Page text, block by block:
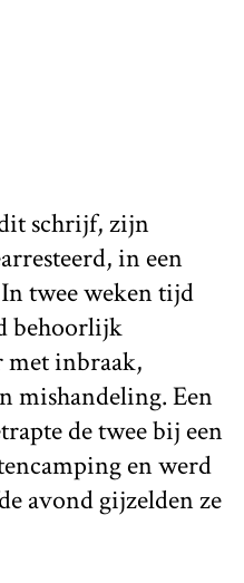
schrijf, zijn
in een
twee weken tijd
behoorlijk
met inbraak,
mishandeling. Een
de twee bij een
en werd
avond gijzelden ze